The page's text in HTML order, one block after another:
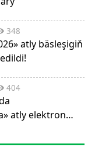
348
atly bäsleşigiň
404
atly elektron